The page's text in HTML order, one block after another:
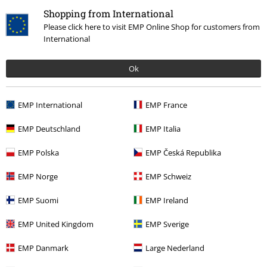
Shopping from International
Please click here to visit EMP Online Shop for customers from
International
Ok
EMP International EMP France
EMP Deutschland EMP Italia
EMP Polska EMP Česká Republika
EMP Norge EMP Schweiz
EMP Suomi EMP Ireland
EMP United Kingdom EMP Sverige
EMP Danmark Large Nederland
Stone Temple Pilots
Band Merch Genre Grunge
Nyhedsbrev
info